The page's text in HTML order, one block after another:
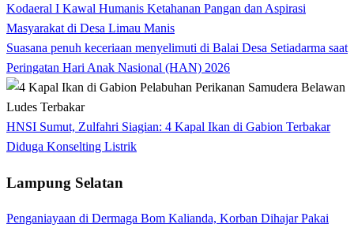
Kodaeral I Kawal Humanis Ketahanan Pangan dan Aspirasi
Masyarakat di Desa Limau Manis
Suasana penuh keceriaan menyelimuti di Balai Desa Setiadarma saat
Peringatan Hari Anak Nasional (HAN) 2026
HNSI Sumut, Zulfahri Siagian: 4 Kapal Ikan di Gabion Terbakar
Diduga Konselting Listrik
Lampung Selatan
Penganiayaan di Dermaga Bom Kalianda, Korban Dihajar Pakai